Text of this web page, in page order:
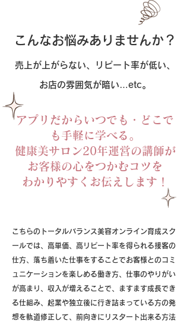
こんなお悩みありませんか？
売上が上がらない、リピート率が低い、
お店の雰囲気が暗い…etc。
アプリだからいつでも・どこで
も手軽に学べる。
健康美サロン20年運営の講師が
お客様の心をつかむコツを
わかりやすくお伝えします！
こちらのトータルバランス美容オンライン育成スク
ールでは、高単価、高リピート率を得られる接客の
仕方、落ち着いた仕事をすることでお客様とのコミ
ュニケーションを楽しめる働き方、仕事のやりがい
が高まり、収入が増えることで、ますます成長でき
る仕組み、起業や独立後に行き詰まっている方の発
想を軌道修正して、前向きにリスタート出来る方法